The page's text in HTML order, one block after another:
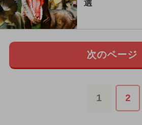
選
次のページ
1 2